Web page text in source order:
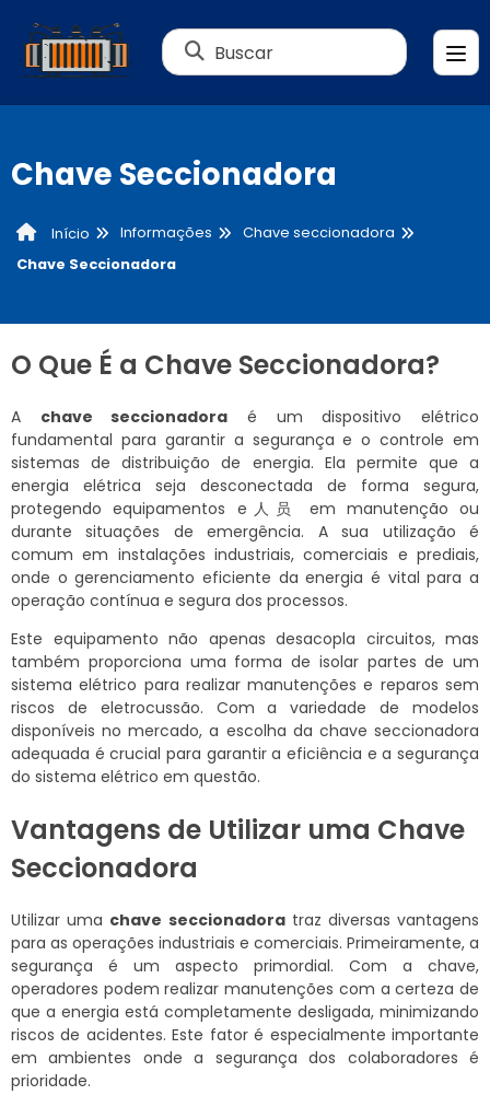
Buscar
Chave Seccionadora
Início Informações
Chave seccionadora
Chave Seccionadora
O Que É a Chave Seccionadora?
A chave seccionadora é um dispositivo elétrico
fundamental para garantir a segurança e o controle em
sistemas de distribuição de energia. Ela permite que a
energia elétrica seja desconectada de forma segura,
protegendo equipamentos e人员 em manutenção ou
durante situações de emergência. A sua utilização é
comum em instalações industriais, comerciais e prediais,
onde o gerenciamento eficiente da energia é vital para a
operação contínua e segura dos processos.
Este equipamento não apenas desacopla circuitos, mas
também proporciona uma forma de isolar partes de um
sistema elétrico para realizar manutenções e reparos sem
riscos de eletrocussão. Com a variedade de modelos
disponíveis no mercado, a escolha da chave seccionadora
adequada é crucial para garantir a eficiência e a segurança
do sistema elétrico em questão.
Vantagens de Utilizar uma Chave
Seccionadora
Utilizar uma chave seccionadoratraz diversas vantagens
para as operações industriais e comerciais. Primeiramente, a
segurança é um aspecto primordial. Com a chave,
operadores podem realizar manutenções com a certeza de
que a energia está completamente desligada, minimizando
riscos de acidentes. Este fator é especialmente importante
em ambientes onde a segurança dos colaboradores é
prioridade.